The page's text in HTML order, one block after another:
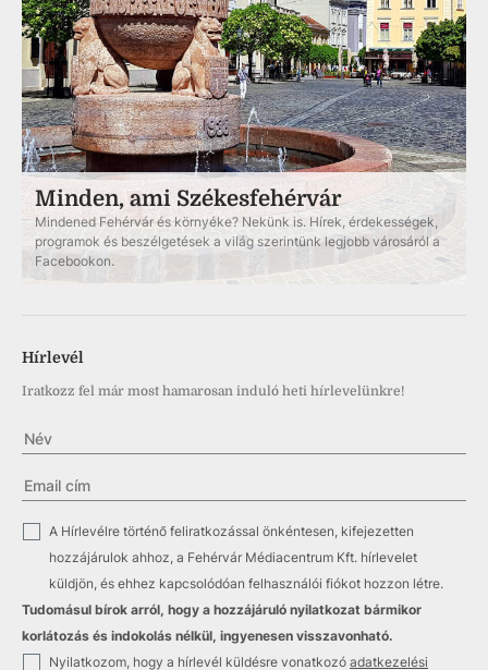
Minden, ami Székesfehérvár
Mindened Fehérvár és környéke? Nekünk is. Hírek, érdekességek,
programok és beszélgetések a világ szerintünk legjobb városáról a
Facebookon.
Hírlevél
Iratkozz fel már most hamarosan induló heti hírlevelünkre!
✓
A Hírlevélre történő feliratkozással önkéntesen, kifejezetten
hozzájárulok ahhoz, a Fehérvár Médiacentrum Kft. hírlevelet
küldjön, és ehhez kapcsolódóan felhasználói fiókot hozzon létre.
Tudomásul bírok arról, hogy a hozzájáruló nyilatkozat bármikor
korlátozás és indokolás nélkül, ingyenesen visszavonható.
✓ Nyilatkozom, hogy a hírlevél küldésre vonatkozó adatkezelési